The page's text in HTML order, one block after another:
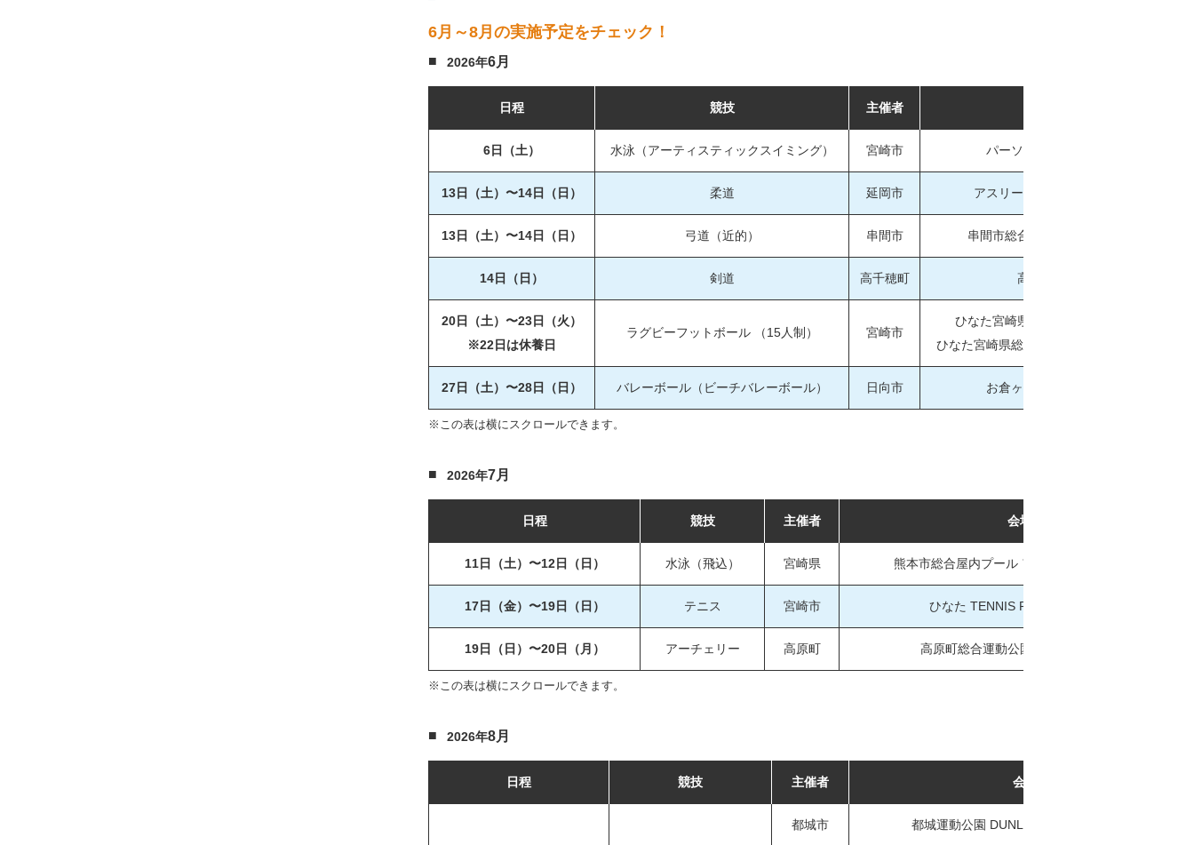
6月～8月の実施予定をチェック！
2026年6月
日程 競技 主催者
6日（土） 水泳（アーティスティックスイミング） 宮崎市 パーソルアクアパーク宮崎
13日（土）〜14日（日） 柔道 延岡市 アスリートタウン延岡アリーナ
13日（土）〜14日（日） 弓道（近的） 串間市 串間市総合運動公園特設弓道会場
14日（日） 剣道 高千穂町 高千穂町武道館
20日（土）〜23日（火）
※22日は休養日
ラグビーフットボール （15人制） 宮崎市
ひなた宮崎県総合運動公園ラグビー場
ひなた宮崎県総合運動公園ひなた陸上競技場
27日（土）〜28日（日） バレーボール（ビーチバレーボール） 日向市 お倉ヶ浜海水浴場特設会場
※この表は横にスクロールできます。
2026年7月
日程 競技 主催者 会場
11日（土）〜12日（日） 水泳（飛込） 宮崎県 熊本市総合屋内プール アクアドームくまもと
17日（金）〜19日（日） テニス 宮崎市 ひなた TENNIS PARK MIYAZAKI
19日（日）〜20日（月） アーチェリー 高原町 高原町総合運動公園多目的芝生広場
※この表は横にスクロールできます。
2026年8月
日程 競技 主催者 会場
都城市 都城運動公園 DUNLOP TENNIS COURT